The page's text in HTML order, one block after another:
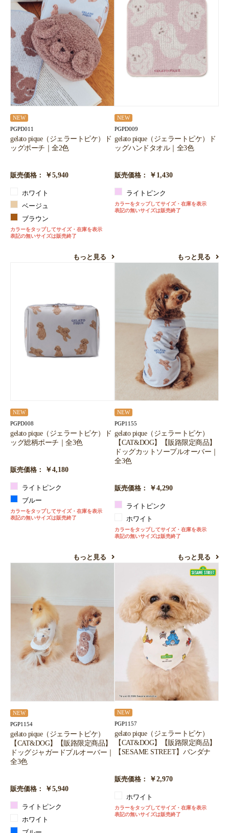
NEW
PGPD011
gelato pique（ジェラートピケ）ド
ッグポーチ｜全2色
販売価格： ￥5,940
ホワイト
ベージュ
ブラウン
カラーをタップしてサイズ・在庫を表示
表記の無いサイズは販売終了
もっと見る
NEW
PGPD009
gelato pique（ジェラートピケ）ド
ッグハンドタオル｜全3色
販売価格： ￥1,430
ライトピンク
カラーをタップしてサイズ・在庫を表示
表記の無いサイズは販売終了
もっと見る
NEW
PGPD008
gelato pique（ジェラートピケ）ド
ッグ総柄ポーチ｜全3色
販売価格： ￥4,180
ライトピンク
ブルー
カラーをタップしてサイズ・在庫を表示
表記の無いサイズは販売終了
もっと見る
NEW
PGP1155
gelato pique（ジェラートピケ）
【CAT&DOG】【販路限定商品】
ドッグカットソープルオーバー｜
全3色
販売価格： ￥4,290
ライトピンク
ホワイト
カラーをタップしてサイズ・在庫を表示
表記の無いサイズは販売終了
もっと見る
NEW
PGP1154
gelato pique（ジェラートピケ）
【CAT&DOG】【販路限定商品】
ドッグジャガードプルオーバー｜
全3色
販売価格： ￥5,940
ライトピンク
ホワイト
NEW
PGP1157
gelato pique（ジェラートピケ）
【CAT&DOG】【販路限定商品】
【SESAME STREET】バンダナ
販売価格： ￥2,970
ホワイト
カラーをタップしてサイズ・在庫を表示
表記の無いサイズは販売終了